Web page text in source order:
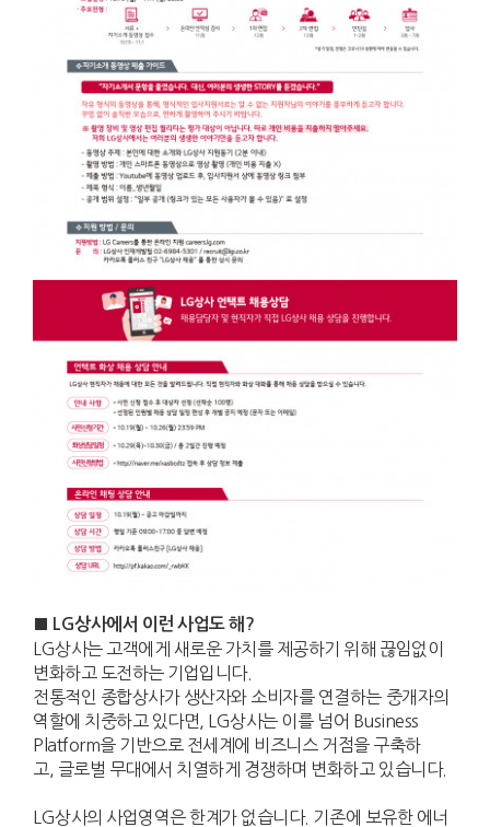
LG상사에서 이런 사업도 해?
LG상사는 고객에게 새로운 가치를 제공하기 위해 끊임없이
변화하고 도전하는 기업입니다.
전통적인 종합상사가 생산자와 소비자를 연결하는 중개자의
역할에 치중하고 있다면 , LG상사는 이를 넘어 Business
Platform을 기반으로 전세계에 비즈니스 거점을 구축하
고
글로벌 무대에서 치열하게 경쟁하며 변화하고 있습니다.
LG상사의 사업영역은 한계가 없습니다. 기존에 보유한 에너